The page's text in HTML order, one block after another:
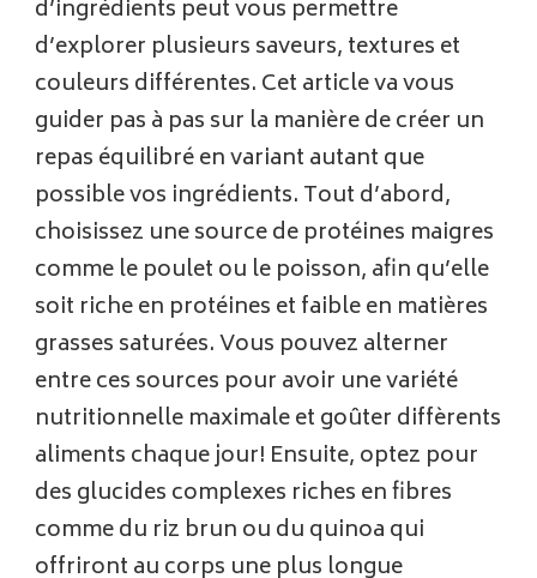
d’ingrédients peut vous permettre
d’explorer plusieurs saveurs, textures et
couleurs différentes. Cet article va vous
guider pas à pas sur la manière de créer un
repas équilibré en variant autant que
possible vos ingrédients. Tout d’abord,
choisissez une source de protéines maigres
comme le poulet ou le poisson, afin qu’elle
soit riche en protéines et faible en matières
grasses saturées. Vous pouvez alterner
entre ces sources pour avoir une variété
nutritionnelle maximale et goûter diffèrents
aliments chaque jour! Ensuite, optez pour
des glucides complexes riches en fibres
comme du riz brun ou du quinoa qui
offriront au corps une plus longue